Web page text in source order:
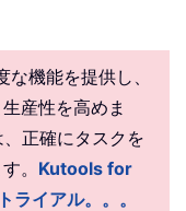
機能を提供し、
産性を高めま
正確にタスクを
。 Kutools for
ライアル。。。